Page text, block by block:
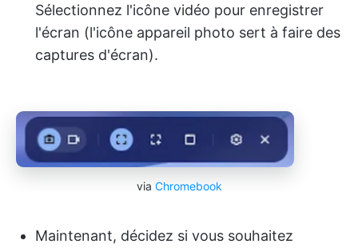
Sélectionnez l'icône vidéo pour enregistrer
l'écran (l'icône appareil photo sert à faire des
captures d'écran).
via Chromebook
Maintenant, décidez si vous souhaitez